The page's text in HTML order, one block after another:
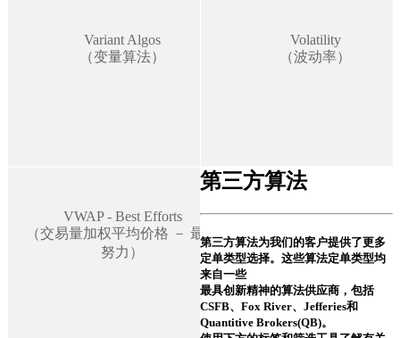
Variant Algos
（变量算法）
Volatility
（波动率）
VWAP - Best Efforts
（交易量加权平均价格 － 最大
努力）
第三方算法
第三方算法为我们的客户提供了更多
定单类型选择。这些算法定单类型均
来自一些
最具创新精神的算法供应商，包括
CSFB、Fox River、Jefferies和
Quantitive Brokers(QB)。